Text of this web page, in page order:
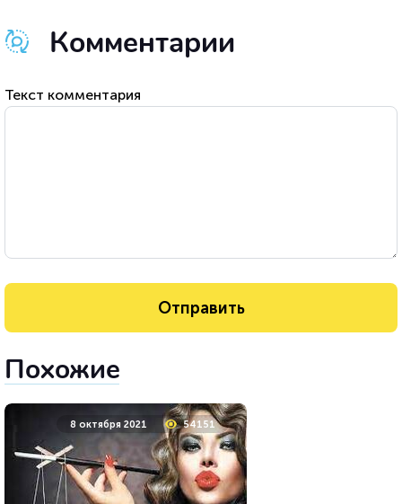
Комментарии
Текст комментария
Похожие
8 октября 2021 54151